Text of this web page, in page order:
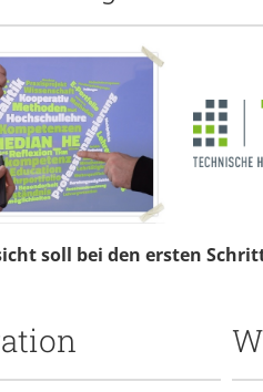
soll bei den ersten